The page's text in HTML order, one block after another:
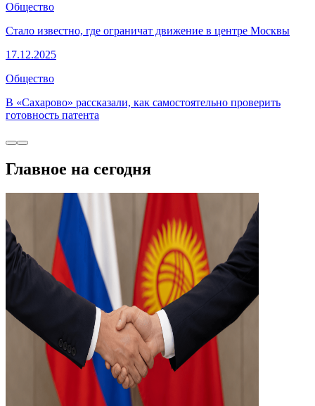
Общество
Стало известно, где ограничат движение в центре Москвы
17.12.2025
Общество
В «Сахарово» рассказали, как самостоятельно проверить
готовность патента
Главное на сегодня